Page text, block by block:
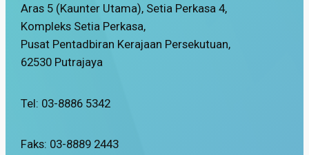
Aras 5 (Kaunter Utama), Setia Perkasa 4,
Kompleks Setia Perkasa,
Pusat Pentadbiran Kerajaan Persekutuan,
62530 Putrajaya
Tel: 03-8886 5342
Faks: 03-8889 2443